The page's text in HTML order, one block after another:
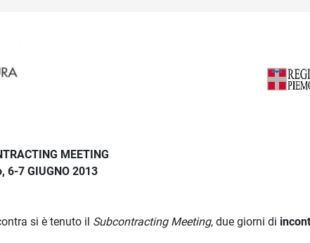
MEETING
6-7 GIUGNO 2013
si è tenuto il Subcontracting Meeting, due giorni di